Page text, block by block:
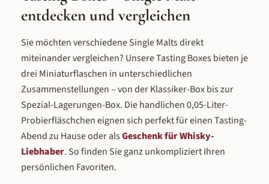
unterschiedliche Fässer aus demselben
Grunddestillat völlig verschiedene Whiskys
formen.
entdecken und vergleichen
Sie möchten verschiedene Single Malts direkt
miteinander vergleichen? Unsere Tasting Boxes bieten je
drei Miniaturflaschen in unterschiedlichen
Zusammenstellungen – von der Klassiker-Box bis zur
Spezial-Lagerungen-Box. Die handlichen 0,05-Liter-
Probierfläschchen eignen sich perfekt für einen Tasting-
Abend zu Hause oder alsGeschenk für Whisky-
Liebhaber. So finden Sie ganz unkompliziert Ihren
persönlichen Favoriten.